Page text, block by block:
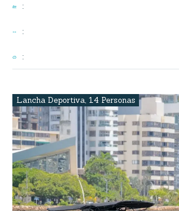
:
:
:
Lancha Deportiva, 14 Personas